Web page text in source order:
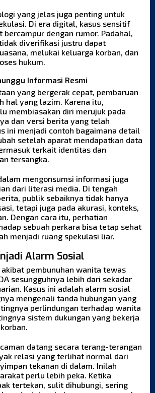
yang jelas juga penting untuk
Di era digital, kasus sensitif
bercampur dengan rumor. Padahal,
diverifikasi justru dapat
melukai keluarga korban, dan
hukum.
Informasi Resmi
yang bergerak cepat, pembaruan
hal yang lazim. Karena itu,
membiasakan diri merujuk pada
dan versi berita yang telah
ini menjadi contoh bagaimana detail
setelah aparat mendapatkan data
terkait identitas dan
tersangka.
mengonsumsi informasi juga
dari literasi media. Di tengah
publik sebaiknya tidak hanya
tetapi juga pada akurasi, konteks,
Dengan cara itu, perhatian
sebuah perkara bisa tetap sehat
menjadi ruang spekulasi liar.
Alarm Sosial
pembunuhan wanita tewas
sesungguhnya lebih dari sekadar
Kasus ini adalah alarm sosial
mengenali tanda hubungan yang
perlindungan terhadap wanita
sistem dukungan yang bekerja
datang secara terang-terangan
relasi yang terlihat normal dari
tekanan di dalam. Inilah
perlu lebih peka. Ketika
tertekan, sulit dihubungi, sering